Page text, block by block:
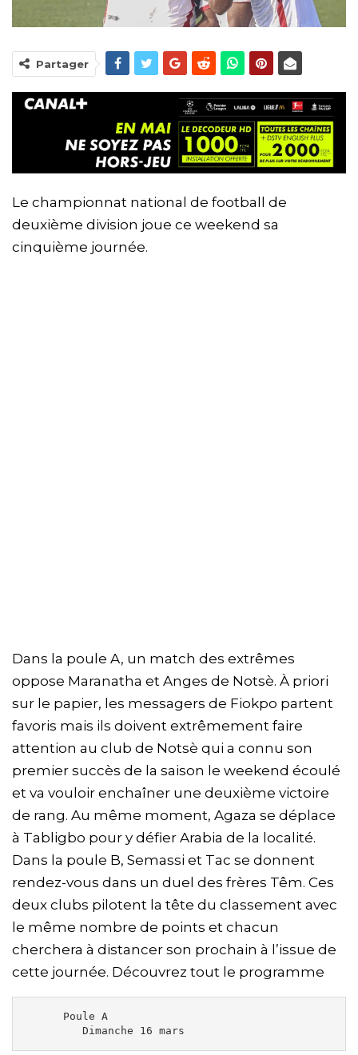
Partager
Le championnat national de football de
deuxième division joue ce weekend sa
cinquième journée.
Dans la poule A, un match des extrêmes
oppose Maranatha et Anges de Notsè. À priori
sur le papier, les messagers de Fiokpo partent
favoris mais ils doivent extrêmement faire
attention au club de Notsè qui a connu son
premier succès de la saison le weekend écoulé
et va vouloir enchaîner une deuxième victoire
de rang. Au même moment, Agaza se déplace
à Tabligbo pour y défier Arabia de la localité.
Dans la poule B, Semassi et Tac se donnent
rendez-vous dans un duel des frères Têm. Ces
deux clubs pilotent la tête du classement avec
le même nombre de points et chacun
cherchera à distancer son prochain à l’issue de
cette journée. Découvrez tout le programme
         Dimanche 16 mars